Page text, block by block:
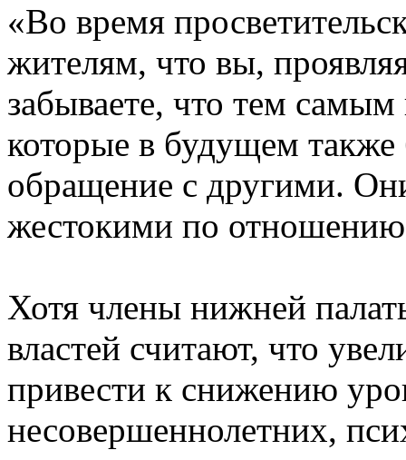
«Во время
жителям, что вы,
забываете, что тем
которые в будущем также
обращение с другими.
жестокими по отношению
Хотя члены нижней
властей считают, что
привести к снижению
несовершеннолетних,